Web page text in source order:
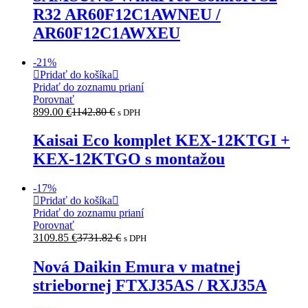
R32 AR60F12C1AWNEU /
AR60F12C1AWXEU
-21%
Pridať do košíka
Pridať do zoznamu prianí
Porovnať
899.00 €1142.80€ s DPH
Kaisai Eco komplet KEX-12KTGI +
KEX-12KTGO s montažou
-17%
Pridať do košíka
Pridať do zoznamu prianí
Porovnať
3109.85 €3731.82€ s DPH
Nová Daikin Emura v matnej
striebornej FTXJ35AS / RXJ35A